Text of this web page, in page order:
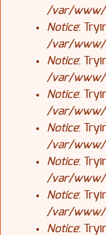
/var/www/
Notice:
/var/www/
Notice:
/var/www/
Notice:
/var/www/
Notice:
/var/www/
Notice:
/var/www/
Notice:
/var/www/
Notice: